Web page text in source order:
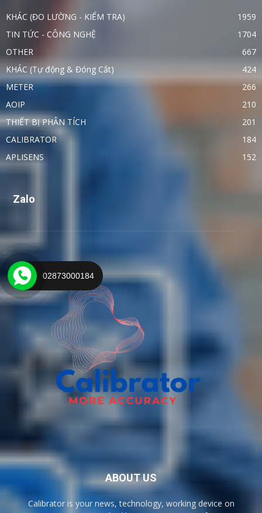
KHÁC (ĐO LƯỜNG - KIỂM TRA)
1959
TIN TỨC - CÔNG NGHỆ
1704
OTHER
667
KHÁC (Tự động & Đóng Cắt)
424
METER
266
AOIP
210
THIẾT BỊ PHÂN TÍCH
201
CALIBRATOR
184
APLISENS
152
Zalo
ABOUT US
Calibrator is your news, technology, working device on
02873000184